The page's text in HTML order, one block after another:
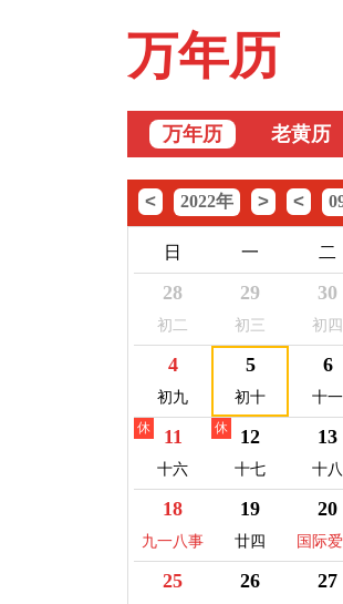
万年历
万年历 老黄历
< 2022年 > <
日 一 二
28
初二
29
初三
30
初四
4
初九
5
初十
6
十一
11
十六
休 12
十七
休 13
十八
18
九一八事
变纪念日
19
廿四
20
国际
日
25 26 27